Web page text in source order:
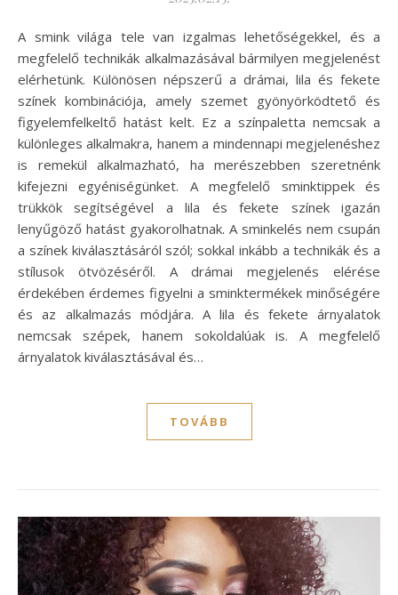
A smink világa tele van izgalmas lehetőségekkel, és a
megfelelő technikák alkalmazásával bármilyen megjelenést
elérhetünk. Különösen népszerű a drámai, lila és fekete
színek kombinációja, amely szemet gyönyörködtető és
figyelemfelkeltő hatást kelt. Ez a színpaletta nemcsak a
különleges alkalmakra, hanem a mindennapi megjelenéshez
is remekül alkalmazható, ha merészebben szeretnénk
kifejezni egyéniségünket. A megfelelő sminktippek és
trükkök segítségével a lila és fekete színek igazán
lenyűgöző hatást gyakorolhatnak. A sminkelés nem csupán
a színek kiválasztásáról szól; sokkal inkább a technikák és a
stílusok ötvözéséről. A drámai megjelenés elérése
érdekében érdemes figyelni a sminktermékek minőségére
és az alkalmazás módjára. A lila és fekete árnyalatok
nemcsak szépek, hanem sokoldalúak is. A megfelelő
árnyalatok kiválasztásával és…
TOVÁBB